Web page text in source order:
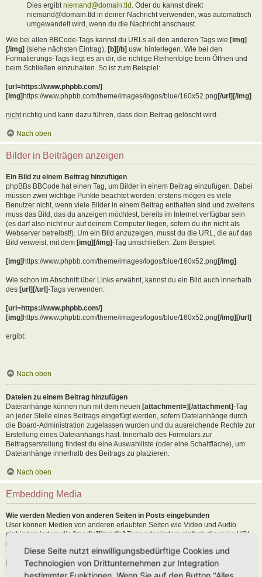
Dies ergibtniemand@domain.tld. Oder du kannst direkt
niemand@domain.tld in deiner Nachricht verwenden, was automatisch
umgewandelt wird, wenn du die Nachricht anschaust.
Wie bei allen BBCode-Tags kannst du URLs all den anderen Tags wie [img]
[/img] (siehe nächsten Eintrag), [b][/b] usw. hinterlegen. Wie bei den
Formatierungs-Tags liegt es an dir, die richtige Reihenfolge beim Öffnen und
beim Schließen einzuhalten. So ist zum Beispiel:
[url=https://www.phpbb.com/]
[img]https://www.phpbb.com/theme/images/logos/blue/160x52.png[/url][/img]
nicht richtig und kann dazu führen, dass dein Beitrag gelöscht wird.
Nach oben
Bilder in Beiträgen anzeigen
Ein Bild zu einem Beitrag hinzufügen
phpBBs BBCode hat einen Tag, um Bilder in einem Beitrag einzufügen. Dabei
müssen zwei wichtige Punkte beachtet werden: erstens mögen es viele
Benutzer nicht, wenn viele Bilder in einem Beitrag enthalten sind und zweitens
muss das Bild, das du anzeigen möchtest, bereits im Internet verfügbar sein
(es darf also nicht nur auf deinem Computer liegen, sofern du ihn nicht als
Webserver betreibst!). Um ein Bild anzuzeigen, musst du die URL, die auf das
Bild verweist, mit dem [img][/img]-Tag umschließen. Zum Beispiel:
[img]https://www.phpbb.com/theme/images/logos/blue/160x52.png[/img]
Wie schon im Abschnitt über Links erwähnt, kannst du ein Bild auch innerhalb
des [url][/url]-Tags verwenden:
[url=https://www.phpbb.com/]
[img]https://www.phpbb.com/theme/images/logos/blue/160x52.png[/img][/url]
ergibt:
Nach oben
Dateien zu einem Beitrag hinzufügen
Dateianhänge können nun mit dem neuen [attachment=][/attachment]-Tag
an jeder Stelle eines Beitrags eingefügt werden, sofern Dateianhänge durch
die Board-Administration zugelassen wurden und du ausreichende Rechte zur
Erstellung eines Dateianhangs hast. Innerhalb des Formulars zur
Beitragserstellung findest du eine Auswahlliste (oder eine Schaltfläche), um
Dateianhänge innerhalb des Beitrags zu platzieren.
Nach oben
Embedding Media
Wie werden Medien von anderen Seiten in Posts eingebunden
User können Medien von anderen erlaubten Seiten wie Video und Audio
einbinden indem die [media][/media] Tags oder indem einfach die reine URL
der erlaubten Seite in den Text kopiert wird. Als Beispiel:
[media]https://youtu.be/Ne18ZQ7LLI0[/media]
Diese Seite nutzt einwilligungsbedürftige Cookies und
Technologien von Drittunternehmen zur Integration